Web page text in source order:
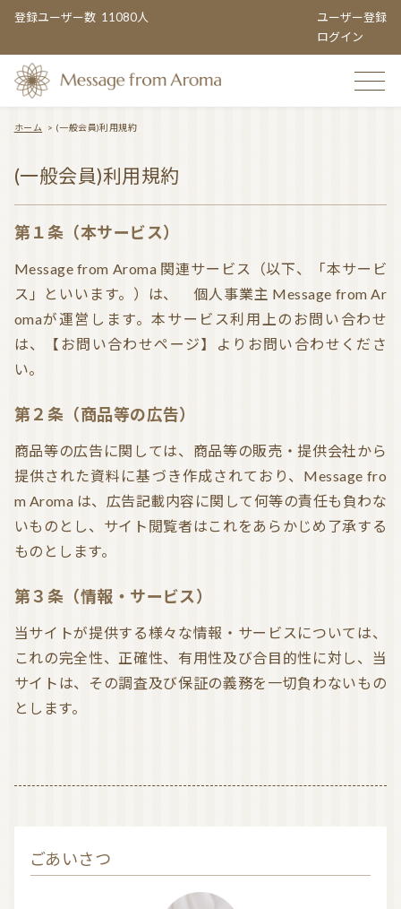
登録ユーザー数 11080人
ユーザー登録
ログイン
TOPIC CATEGORY
気持ちを切り替えるアロマ
精油（エッセンシャルオイル） 和精油（国産精油）
アロマ日常使い アロマを学ぶ・アロマの仕事
新規顧客の獲得（法人会員様へ）
ITEMS CATEGORY
信頼できるアロマブランド（海外）
和精油（柑橘系）
ホーム > (一般会員)利用規約
(一般会員)利用規約
第１条（本サービス）
Message from Aroma 関連サービス（以下、「本サービ
ス」といいます。）は、 個人事業主 Message from Ar
omaが運営します。本サービス利用上のお問い合わせ
は、【お問い合わせページ】よりお問い合わせくださ
い。
第２条（商品等の広告）
商品等の広告に関しては、商品等の販売・提供会社から
提供された資料に基づき作成されており、Message fro
m Aroma は、広告記載内容に関して何等の責任も負わな
いものとし、サイト閲覧者はこれをあらかじめ了承する
ものとします。
第３条（情報・サービス）
当サイトが提供する様々な情報・サービスについては、
これの完全性、正確性、有用性及び合目的性に対し、当
サイトは、その調査及び保証の義務を一切負わないもの
とします。
ごあいさつ